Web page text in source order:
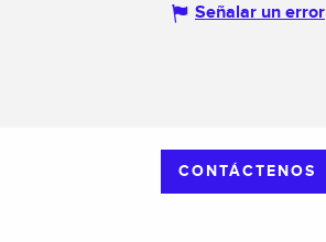
Señalar un error
CONTÁCTENOS